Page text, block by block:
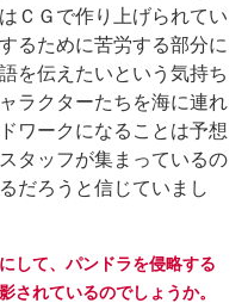
ＣＧで作り上げられてい
るために苦労する部分に
を伝えたいという気持ち
ラクターたちを海に連れ
ワークになることは予想
タッフが集まっているの
だろうと信じていまし
して、パンドラを侵略する
されているのでしょうか。